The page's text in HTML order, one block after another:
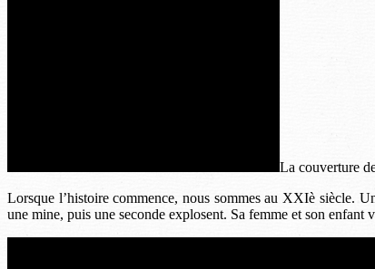
La couverture
Lorsque l’histoire commence, nous sommes au XXIè siècle.
une mine, puis une seconde explosent. Sa femme et son